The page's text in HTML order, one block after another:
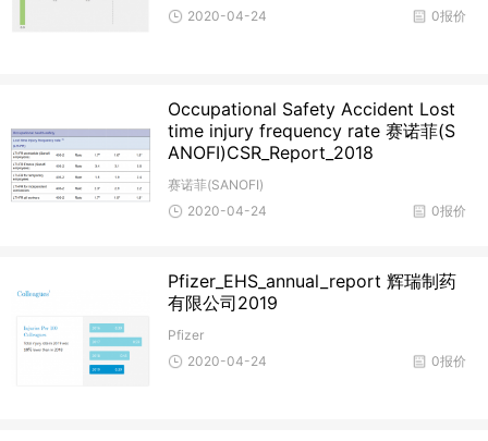
0报价
2020-04-24
Occupational Safety Accident Lost
time injury frequency rate 赛诺菲(S
ANOFI)CSR_Report_2018
赛诺菲(SANOFI)
0报价
2020-04-24
Pfizer_EHS_annual_report 辉瑞制药
有限公司2019
Pfizer
0报价
2020-04-24